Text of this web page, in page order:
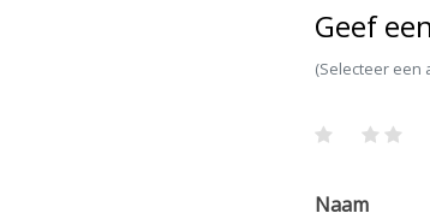
Geef
(Selecteer een
Naam